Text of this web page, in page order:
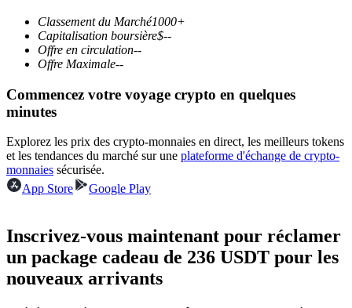
premières
Futures USDC
Classement du Marché1000+
Capitalisation boursière$--
Offre en circulation--
Offre Maximale--
Commencez votre voyage crypto en quelques
minutes
Explorez les prix des crypto-monnaies en direct, les meilleurs tokens
et les tendances du marché sur une plateforme d'échange de crypto-
monnaies sécurisée.
App Store
Google Play
Inscrivez-vous maintenant pour réclamer
un package cadeau de 236 USDT pour les
nouveaux arrivants